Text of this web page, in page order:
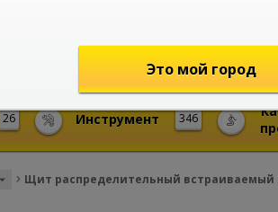
shop@mireks.ru
26 346
Инструмент
Щит распределительный
Это мой город